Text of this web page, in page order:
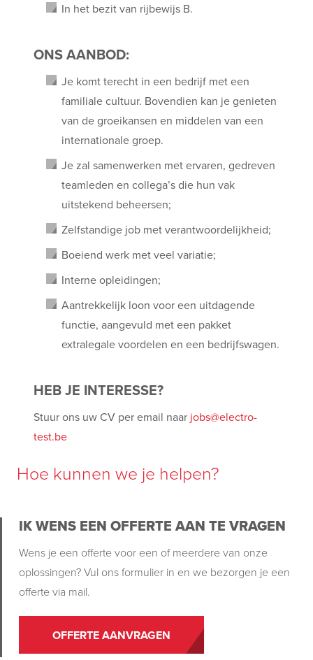
In het bezit van rijbewijs B.
ONS AANBOD:
Je komt terecht in een bedrijf met een
familiale cultuur. Bovendien kan je genieten
van de groeikansen en middelen van een
internationale groep.
Je zal samenwerken met ervaren, gedreven
teamleden en collega’s die hun vak
uitstekend beheersen;
Zelfstandige job met verantwoordelijkheid;
Boeiend werk met veel variatie;
Interne opleidingen;
Aantrekkelijk loon voor een uitdagende
functie, aangevuld met een pakket
extralegale voordelen en een bedrijfswagen.
HEB JE INTERESSE?
Stuur ons uw CV per email naar jobs@electro-
test.be
Hoe kunnen we je helpen?
IK WENS EEN OFFERTE AAN TE VRAGEN
Wens je een offerte voor een of meerdere van onze
oplossingen? Vul ons formulier in en we bezorgen je een
offerte via mail.
OFFERTE AANVRAGEN